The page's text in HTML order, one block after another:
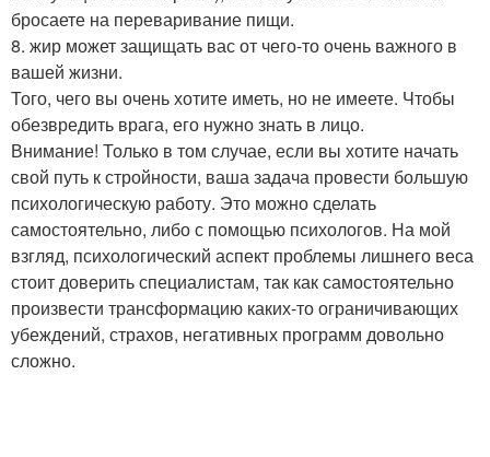
бросаете на переваривание пищи.
8. жир может защищать вас от чего-то очень важного в
вашей жизни.
Того, чего вы очень хотите иметь, но не имеете. Чтобы
обезвредить врага, его нужно знать в лицо.
Внимание! Только в том случае, если вы хотите начать
свой путь к стройности, ваша задача провести большую
психологическую работу. Это можно сделать
самостоятельно, либо с помощью психологов. На мой
взгляд, психологический аспект проблемы лишнего веса
стоит доверить специалистам, так как самостоятельно
произвести трансформацию каких-то ограничивающих
убеждений, страхов, негативных программ довольно
сложно.